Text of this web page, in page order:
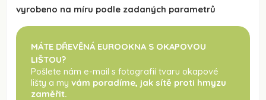
vyrobeno na míru podle zadaných parametrů
MÁTE DŘEVĚNÁ EUROOKNA S OKAPOVOU
LIŠTOU?
Pošlete nám e-mail s fotografií tvaru okapové
lišty a my vám poradíme, jak sítě proti hmyzu
zaměřit.